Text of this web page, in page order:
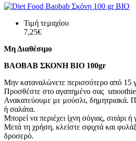
Τιμή τεμαχίου
7,25€
Μη Διαθέσιμο
BAOBAB ΣΚΟΝΗ ΒΙΟ 100gr
Μην καταναλώνετε περισσότερο από 15
Προσθέστε στο αγαπημένο σας
Ανακατεύουμε με μούσλι, δημητριακά.
ή σαλάτα.
Μπορεί να περιέχει ίχνη σόγιας, σιτάρι ή
Μετά τη χρήση, κλείστε σφιχτά και
δροσερό.